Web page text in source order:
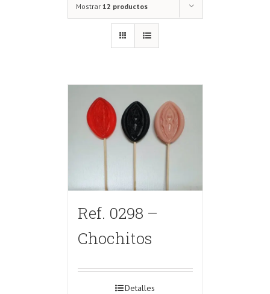
Mostrar 12 productos
Ref. 0298 –
Chochitos
Detalles